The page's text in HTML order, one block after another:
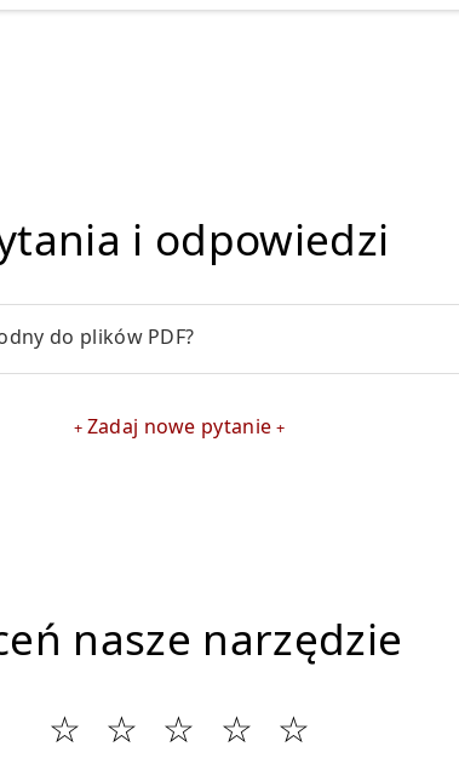
i odpowiedzi
do plików PDF?
Zadaj nowe pytanie
nasze narzędzie